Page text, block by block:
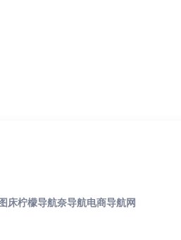
床柠檬导航奈导航电商导航网